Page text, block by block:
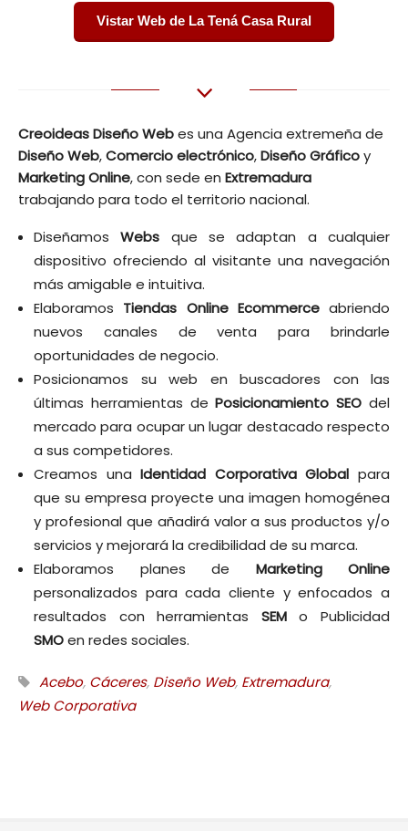
Vistar Web de La Tená Casa Rural
Creoideas Diseño Webes una Agencia extremeña de
Diseño Web,Comercio electrónico,DiseñoGráficoy
MarketingOnline, con sede en Extremadura
trabajando para todo el territorio nacional.
DiseñamosWebs que se adaptan a cualquier
dispositivo ofreciendo al visitante una navegación
más amigable e intuitiva.
Elaboramos Tiendas Online Ecommerceabriendo
nuevos canales de venta para brindarle
oportunidades de negocio.
Posicionamos su web en buscadores con las
últimas herramientas dePosicionamiento SEO del
mercado para ocupar un lugar destacado respecto
a sus competidores.
Creamos unaIdentidad Corporativa Global para
que su empresa proyecte una imagen homogénea
y profesional que añadirá valor a sus productos y/o
servicios y mejorará la credibilidad de su marca.
Elaboramos planes de Marketing Online
personalizados para cada cliente y enfocados a
resultados con herramientas SEMo Publicidad
SMOen redes sociales.
Acebo, Cáceres, Diseño Web, Extremadura,
Web Corporativa